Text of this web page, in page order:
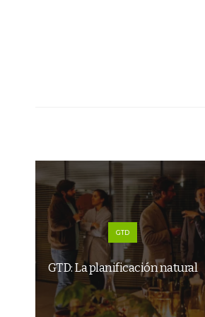
GTD
GTD: La planificación natural